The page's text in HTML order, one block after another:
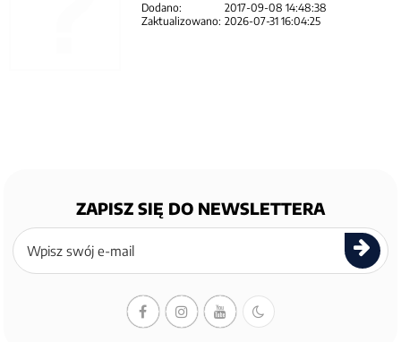
Dodano:
2017-09-08 14:48:38
Zaktualizowano: 2026-07-31 16:04:25
ZAPISZ SIĘ DO NEWSLETTERA
Zapisz
się
newslettera